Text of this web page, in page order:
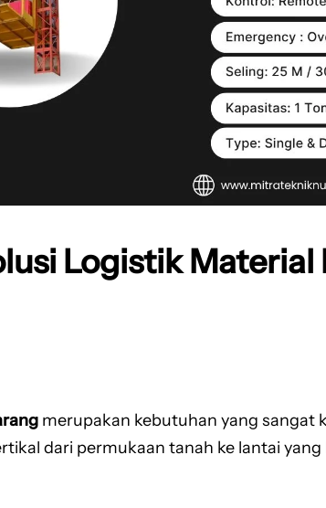
Logistik
merupakan kebutuhan yang sangat
dari permukaan tanah ke lantai